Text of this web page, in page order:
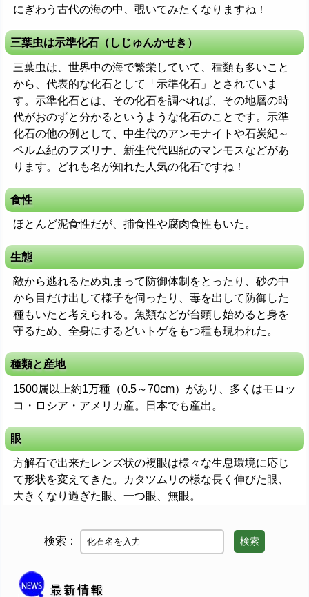
にぎわう古代の海の中、覗いてみたくなりますね！
三葉虫は示準化石（しじゅんかせき）
三葉虫は、世界中の海で繁栄していて、種類も多いこと
から、代表的な化石として「示準化石」とされていま
す。示準化石とは、その化石を調べれば、その地層の時
代がおのずと分かるというような化石のことです。示準
化石の他の例として、中生代のアンモナイトや石炭紀～
ペルム紀のフズリナ、新生代代四紀のマンモスなどがあ
ります。どれも名が知れた人気の化石ですね！
食性
ほとんど泥食性だが、捕食性や腐肉食性もいた。
生態
敵から逃れるため丸まって防御体制をとったり、砂の中
から目だけ出して様子を伺ったり、毒を出して防御した
種もいたと考えられる。魚類などが台頭し始めると身を
守るため、全身にするどいトゲをもつ種も現われた。
種類と産地
1500属以上約1万種（0.5～70cm）があり、多くはモロッ
コ・ロシア・アメリカ産。日本でも産出。
眼
方解石で出来たレンズ状の複眼は様々な生息環境に応じ
て形状を変えてきた。カタツムリの様な長く伸びた眼、
大きくなり過ぎた眼、一つ眼、無眼。
検索： 検索